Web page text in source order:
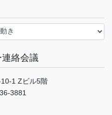
絡会議
1 Zビル5階
3881